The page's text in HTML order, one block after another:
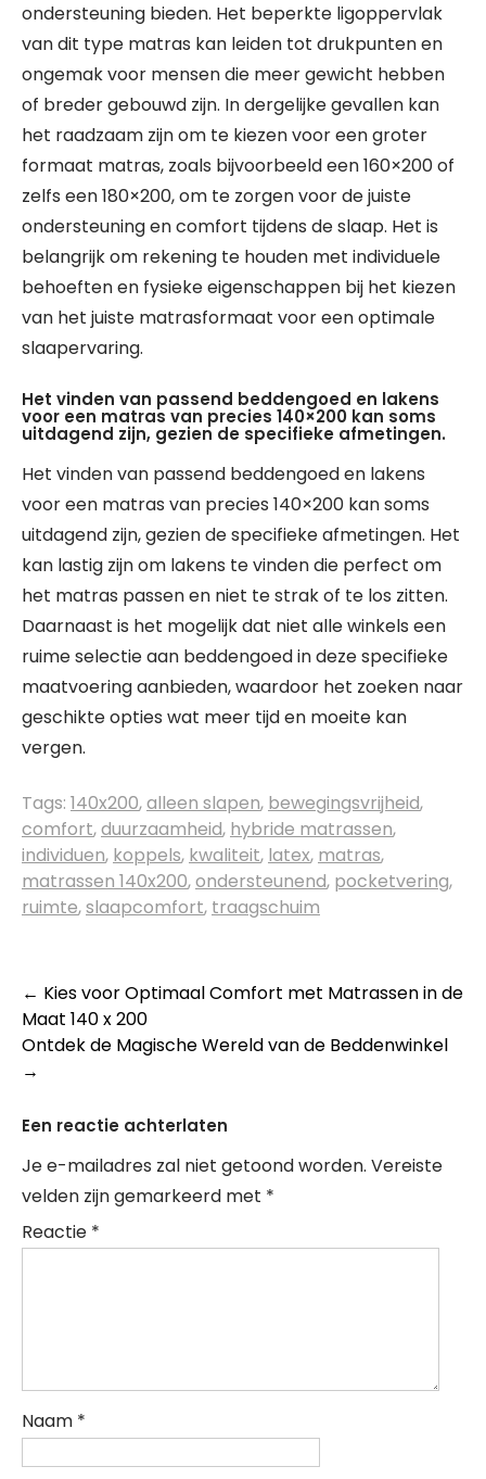
ondersteuning bieden. Het beperkte ligoppervlak
van dit type matras kan leiden tot drukpunten en
ongemak voor mensen die meer gewicht hebben
of breder gebouwd zijn. In dergelijke gevallen kan
het raadzaam zijn om te kiezen voor een groter
formaat matras, zoals bijvoorbeeld een 160×200 of
zelfs een 180×200, om te zorgen voor de juiste
ondersteuning en comfort tijdens de slaap. Het is
belangrijk om rekening te houden met individuele
behoeften en fysieke eigenschappen bij het kiezen
van het juiste matrasformaat voor een optimale
slaapervaring.
Het vinden van passend beddengoed en lakens
voor een matras van precies 140×200 kan soms
uitdagend zijn, gezien de specifieke afmetingen.
Het vinden van passend beddengoed en lakens
voor een matras van precies 140×200 kan soms
uitdagend zijn, gezien de specifieke afmetingen. Het
kan lastig zijn om lakens te vinden die perfect om
het matras passen en niet te strak of te los zitten.
Daarnaast is het mogelijk dat niet alle winkels een
ruime selectie aan beddengoed in deze specifieke
maatvoering aanbieden, waardoor het zoeken naar
geschikte opties wat meer tijd en moeite kan
vergen.
Tags: 140x200,alleen slapen, bewegingsvrijheid,
comfort,duurzaamheid, hybride matrassen,
individuen, koppels, kwaliteit, latex, matras,
matrassen 140x200,ondersteunend, pocketvering,
ruimte,slaapcomfort, traagschuim
Berichtnavigatie
← Kies voor Optimaal Comfort met Matrassen in de
Maat 140 x 200
Ontdek de Magische Wereld van de Beddenwinkel
→
Een reactie achterlaten
Je e-mailadres zal niet getoond worden. Vereiste
velden zijn gemarkeerd met *
Reactie *
Naam *